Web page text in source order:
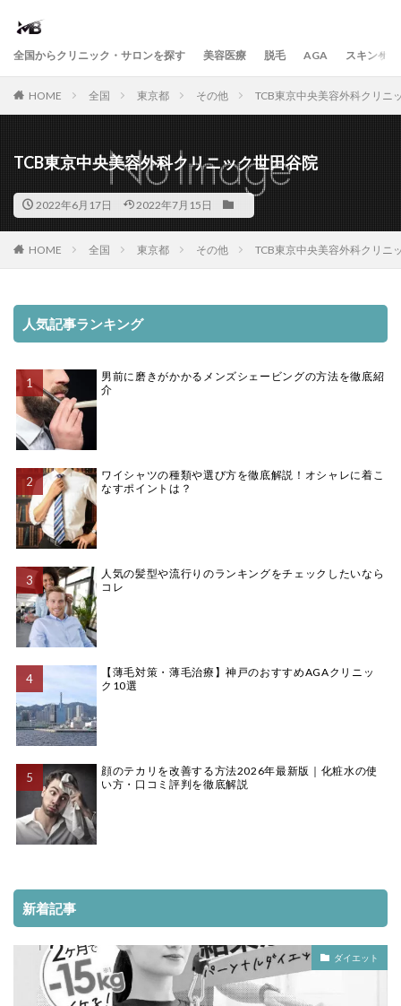
全国からクリニック・サロンを探す 美容医療 脱毛 AGA スキンケア
HOME 全国 東京都 その他 TCB東京中央美容外科クリニ
TCB東京中央美容外科クリニック世田谷院
2022年6月17日 2022年7月15日
HOME 全国 東京都 その他 TCB東京中央美容外科クリニ
人気記事ランキング
男前に磨きがかかるメンズシェービングの方法を徹底紹
介
ワイシャツの種類や選び方を徹底解説！オシャレに着こ
なすポイントは？
人気の髪型や流行りのランキングをチェックしたいなら
コレ
【薄毛対策・薄毛治療】神戸のおすすめAGAクリニッ
ク10選
顔のテカリを改善する方法2026年最新版｜化粧水の使
い方・口コミ評判を徹底解説
新着記事
ダイエット